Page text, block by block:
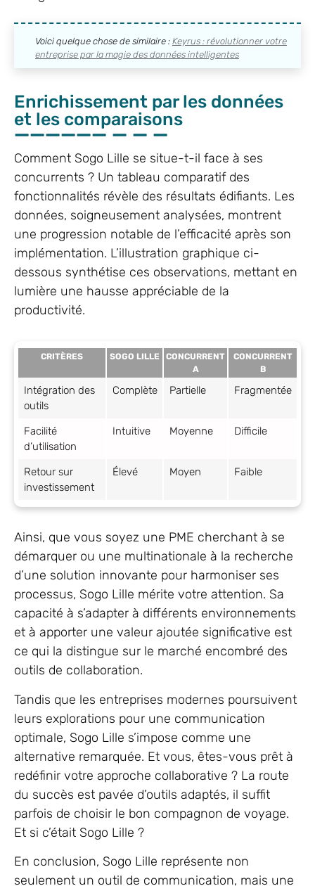
Voici quelque chose de similaire : Keyrus : révolutionner votre
entreprise par la magie des données intelligentes
Enrichissement par les données
et les comparaisons
Comment Sogo Lille se situe-t-il face à ses
concurrents ? Un tableau comparatif des
fonctionnalités révèle des résultats édifiants. Les
données, soigneusement analysées, montrent
une progression notable de l’efficacité après son
implémentation. L’illustration graphique ci-
dessous synthétise ces observations, mettant en
lumière une hausse appréciable de la
productivité.
CRITÈRES SOGO LILLE
CONCURRENT
A
CONCURRENT
B
Intégration des
outils
Complète Partielle Fragmentée
Facilité
d’utilisation
Intuitive Moyenne Difficile
Retour sur
investissement
Élevé Moyen Faible
Ainsi, que vous soyez une PME cherchant à se
démarquer ou une multinationale à la recherche
d’une solution innovante pour harmoniser ses
processus, Sogo Lille mérite votre attention. Sa
capacité à s’adapter à différents environnements
et à apporter une valeur ajoutée significative est
ce qui la distingue sur le marché encombré des
outils de collaboration.
Tandis que les entreprises modernes poursuivent
leurs explorations pour une communication
optimale, Sogo Lille s’impose comme une
alternative remarquée. Et vous, êtes-vous prêt à
redéfinir votre approche collaborative ? La route
du succès est pavée d’outils adaptés, il suffit
parfois de choisir le bon compagnon de voyage.
Et si c’était Sogo Lille ?
En conclusion, Sogo Lille représente non
seulement un outil de communication, mais une